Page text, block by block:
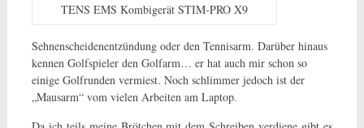
TENS EMS Kombigerät STIM-PRO X9
Sehnenscheidenentzündung oder den Tennisarm. Darüber hinaus
kennen Golfspieler den Golfarm… er hat auch mir schon so
einige Golfrunden vermiest. Noch schlimmer jedoch ist der
„Mausarm“ vom vielen Arbeiten am Laptop.